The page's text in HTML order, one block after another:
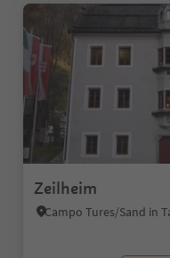
Zeilheim